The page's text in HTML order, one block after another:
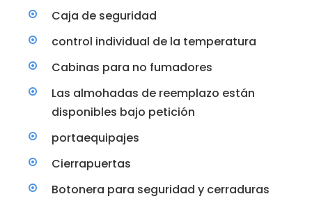
Caja de seguridad
control individual de la temperatura
Cabinas para no fumadores
Las almohadas de reemplazo están
disponibles bajo petición
portaequipajes
Cierrapuertas
Botonera para seguridad y cerraduras